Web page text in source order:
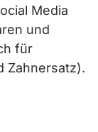
Media
und
für
Zahnersatz).